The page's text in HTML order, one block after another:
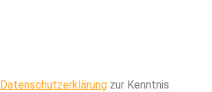
Datenschutzerklärung zur Kenntnis